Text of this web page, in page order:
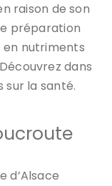
raison de son
préparation
en nutriments
dans
la santé.
d’Alsace